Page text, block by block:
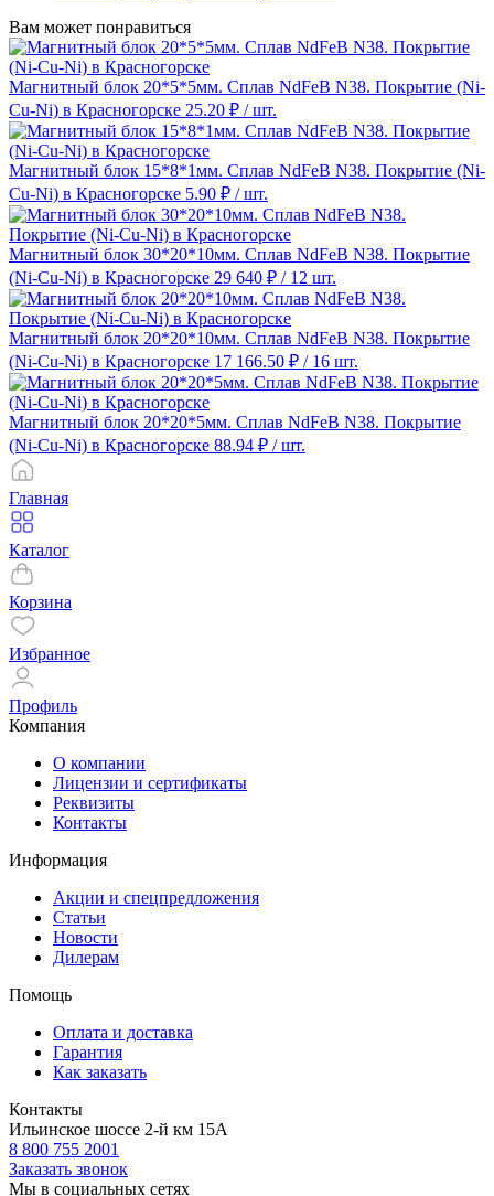
Вам может понравиться
Магнитный блок 20*5*5мм. Сплав NdFeB N38. Покрытие (Ni-
Cu-Ni) в Красногорске 25.20 ₽ / шт.
Магнитный блок 15*8*1мм. Сплав NdFeB N38. Покрытие (Ni-
Cu-Ni) в Красногорске 5.90 ₽ / шт.
Магнитный блок 30*20*10мм. Сплав NdFeB N38. Покрытие
(Ni-Cu-Ni) в Красногорске 29 640 ₽ / 12 шт.
Магнитный блок 20*20*10мм. Сплав NdFeB N38. Покрытие
(Ni-Cu-Ni) в Красногорске 17 166.50 ₽ / 16 шт.
Магнитный блок 20*20*5мм. Сплав NdFeB N38. Покрытие
(Ni-Cu-Ni) в Красногорске 88.94 ₽ / шт.
Главная
Каталог
Корзина
Избранное
Профиль
Компания
О компании
Лицензии и сертификаты
Реквизиты
Контакты
Информация
Акции и спецпредложения
Статьи
Новости
Дилерам
Помощь
Оплата и доставка
Гарантия
Как заказать
Контакты
Ильинское шоссе 2-й км 15А
8 800 755 2001
Заказать звонок
Мы в социальных сетях